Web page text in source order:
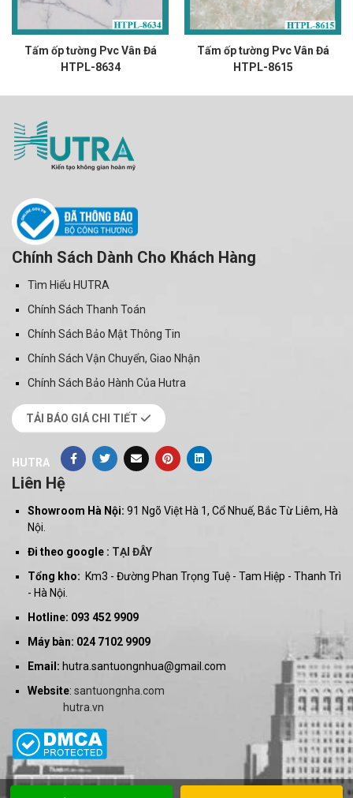
Tấm ốp tường Pvc Vân Đá
HTPL-8634
Tấm ốp tường Pvc Vân Đá
HTPL-8615
Chính Sách Dành Cho Khách Hàng
Tìm Hiểu HUTRA
Chính Sách Thanh Toán
Chính Sách Bảo Mật Thông Tin
Chính Sách Vận Chuyển, Giao Nhận
Chính Sách Bảo Hành Của Hutra
TẢI BÁO GIÁ CHI TIẾT
HUTRA
Liên Hệ
Showroom Hà Nội: 91 Ngõ Việt Hà 1, Cổ Nhuế, Bắc Từ Liêm, Hà
Nội.
Đi theo google : TẠI ĐÂY
Tổng kho: Km3 - Đường Phan Trọng Tuệ - Tam Hiệp - Thanh Trì
- Hà Nội.
Hotline: 093 452 9909
Máy bàn: 024 7102 9909
Email: hutra.santuongnhua@gmail.com
Website: santuongnha.com
hutra.vn